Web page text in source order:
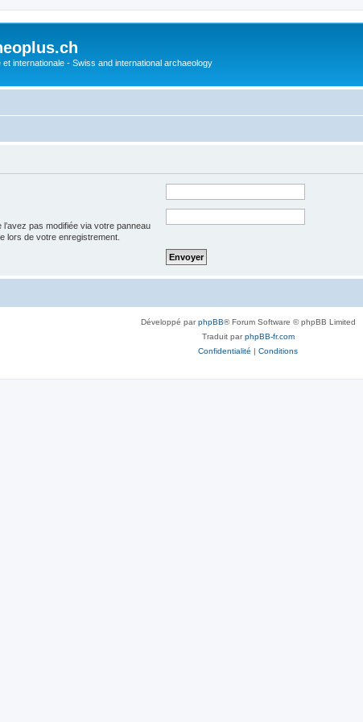
internationale - Swiss and international archaeology
pas modifiée via votre panneau
lors de votre enregistrement.
Développé parphpBB® Forum Software © phpBB Limited
Traduit parphpBB-fr.com
Confidentialité | Conditions